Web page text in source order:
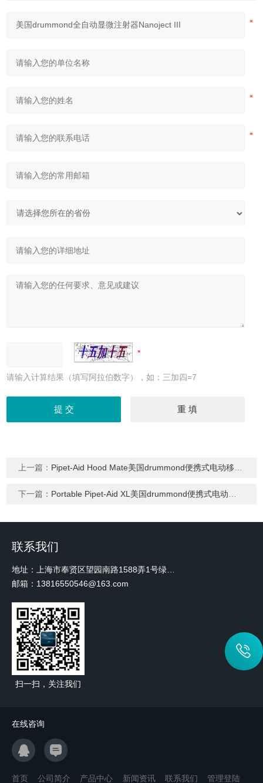
请输入计算结果（填写阿拉伯数字），如：三加四=7
上一篇： Pipet-Aid Hood Mate美国drummond便携式电动移液器4-000-302
下一篇： Portable Pipet-Aid XL美国drummond便携式电动移液器4-000-205
联系我们
邮箱：13816550546@163.com
扫一扫，关注我们
在线咨询
首页 公司简介 产品中心 新闻资讯 联系我们 管理登陆